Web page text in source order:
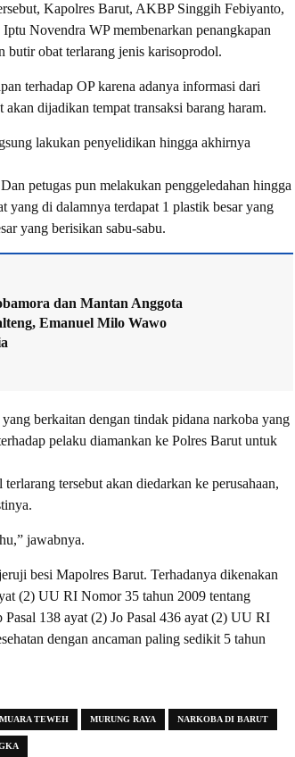
Kapolres Barut, AKBP Singgih Febiyanto,
Novendra WP membenarkan penangkapan
butir obat terlarang jenis karisoprodol.
terhadap OP karena adanya informasi dari
akan dijadikan tempat transaksi barang haram.
lakukan penyelidikan hingga akhirnya
petugas pun melakukan penggeledahan hingga
yang di dalamnya terdapat 1 plastik besar yang
yang berisikan sabu-sabu.
dan Mantan Anggota
Emanuel Milo Wawo
berkaitan dengan tindak pidana narkoba yang
pelaku diamankan ke Polres Barut untuk
tersebut akan diedarkan ke perusahaan,
jawabnya.
besi Mapolres Barut. Terhadanya dikenakan
(2) UU RI Nomor 35 tahun 2009 tentang
Pasal 138 ayat (2) Jo Pasal 436 ayat (2) UU RI
dengan ancaman paling sedikit 5 tahun
MUARA TEWEH MURUNG RAYA NARKOBA DI BARUT